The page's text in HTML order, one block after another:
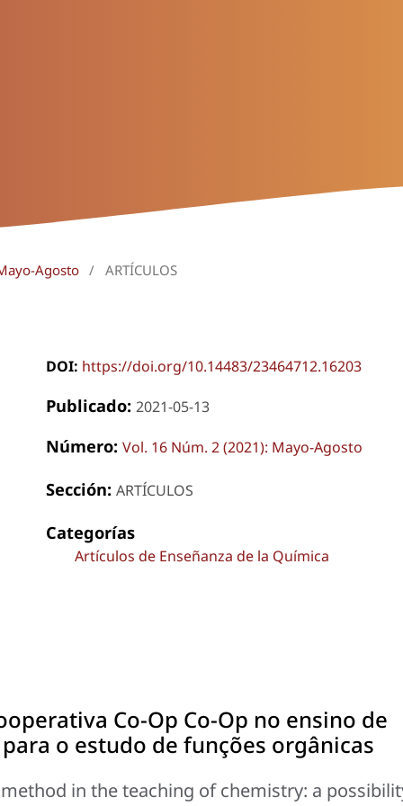
Agosto / ARTÍCULOS
DOI: https://doi.org/10.14483/23464712.16203
Publicado: 2021-05-13
Número: Vol. 16 Núm. 2 (2021): Mayo-Agosto
Sección: ARTÍCULOS
Categorías
Artículos de Enseñanza de la Química
Co-Op Co-Op no ensino de
o estudo de funções orgânicas
in the teaching of chemistry: a